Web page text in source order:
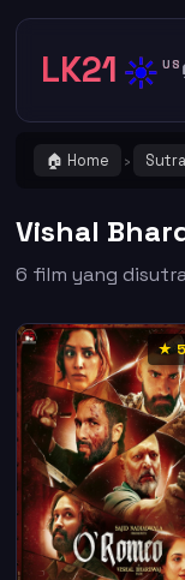
LK21 ☀️ US
🏠 Home ›
! Catat dan
Vishal
6 film yang
★